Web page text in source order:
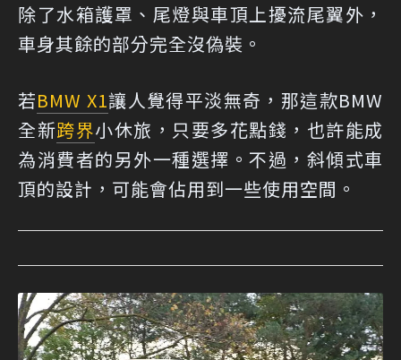
除了水箱護罩、尾燈與車頂上擾流尾翼外，
車身其餘的部分完全沒偽裝。
若BMW X1讓人覺得平淡無奇，那這款BMW
全新跨界小休旅，只要多花點錢，也許能成
為消費者的另外一種選擇。不過，斜傾式車
頂的設計，可能會佔用到一些使用空間。